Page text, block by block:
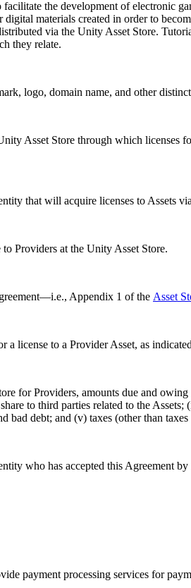
the development of electronic
digital materials created in order to
via the Unity Asset Store.
they relate.
logo, domain name, and other
Asset Store through which licenses
that will acquire licenses to Assets
Providers at the Unity Asset Store.
Appendix 1 of the Asset
a license to a Provider Asset, as
for Providers, amounts due and
to third parties related to the
bad debt; and (v) taxes (other than
who has accepted this Agreement
payment processing services for